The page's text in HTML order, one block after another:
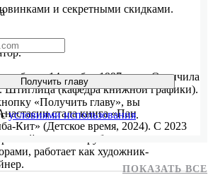
14 ноября 1997 года. Окончила
(кафедра книжной графики).
стала книга «Пан
Кит» (Детское время, 2024). С 2023
российскими и зарубежными
работает как художник-
и секретными скидками.
Получить главу
«Получить главу», вы
сусловиями использования.
ПОКАЗАТЬ ВСЕ